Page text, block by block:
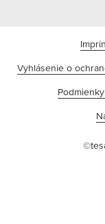
Vyhlásenie o